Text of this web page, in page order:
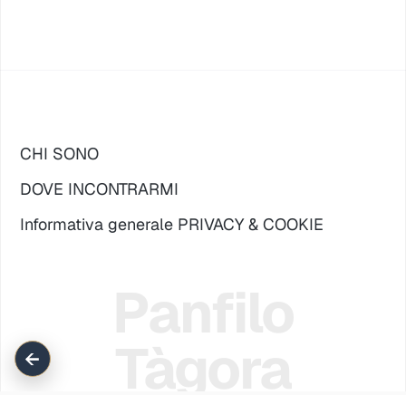
CHI SONO
DOVE INCONTRARMI
Informativa generale PRIVACY & COOKIE
←